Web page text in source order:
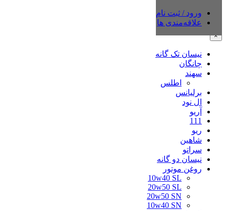
دسته‌بندی‌ها
×
نیسان تک گانه
چانگان
سهند
اطلس
برلیانس
ال نود
آریو
111
ریو
شاهین
سراتو
نیسان دو گانه
روغن موتور
10w40 SL
20w50 SL
20w50 SN
10w40 SN
ورود / ثبت نام
علاقه‌مندی ها